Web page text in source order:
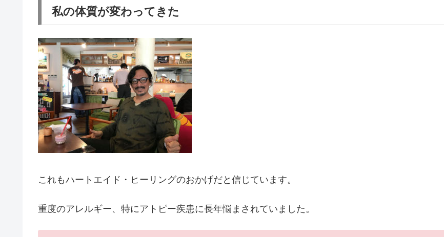
私の体質が変わってきた
これもハートエイド・ヒーリングのおかげだと信じています。
重度のアレルギー、特にアトピー疾患に長年悩まされていました。